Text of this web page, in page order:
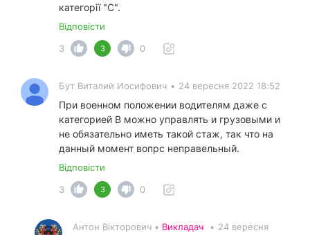
категорії "С".
Відповісти
3
3 0
Бут Виталий Иосифович • 24 вересня 2022 18:52
При военном положении водителям даже с
категорией В можно управлять и грузовыми и
не обязательно иметь такой стаж, так что на
данный момент вопрс неправельный.
Відповісти
3
3 0
Антон Вікторович • Викладач • 24 вересня